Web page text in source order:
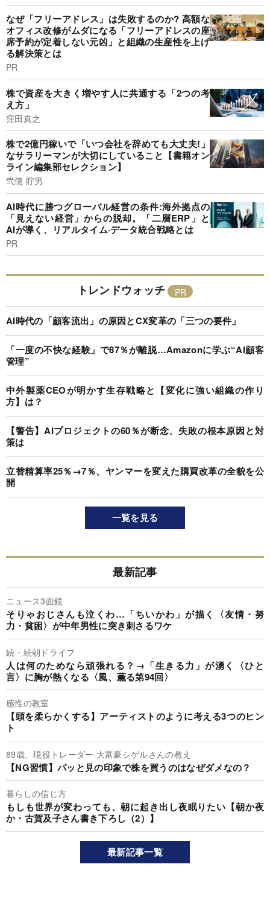
なぜ「フリーアドレス」は失敗するのか? 高額な
オフィス改修がムダになる「フリーアドレスの座
席予約が定着しない元凶」と組織の生産性を上げ
る解決策とは
PR
株で資産を大きく増やす人に共通する「2つの考
え方」
窪田真之
株で2億円稼いで「いつ会社を辞めても大丈夫!」
なサラリーマンが大切にしていること【書籍オン
ライン編集部セレクション】
弐億 貯男
AI時代に勝つグローバル経営の条件:海外拠点の
「見えない経営」からの脱却。「二層ERP」と
AIが導く、リアルタイム·データ統合戦略とは
PR
トレンドウォッチ
AI時代の「顧客流出」の原因とCX変革の「三つの要件」
「一度の不快な経験」で87％が離脱…Amazonに学ぶ“AI顧客
管理”
中外製薬CEOが明かす生存戦略と【変化に強い組織の作り
方】は？
【警告】AIプロジェクトの60％が断念、失敗の根本原因と対
策は
立替精算率25％→7％、ヤンマーを変えた購買改革の全貌を公
開
一覧を見る
最新記事
ニュース3面鏡
そりゃおじさんも泣くわ…「ちいかわ」が描く〈友情・努
力・貧困〉が中年男性に突き刺さるワケ
続・続朝ドライフ
人は何のためなら頑張れる？→「生きる力」が湧く〈ひと
言〉に胸が熱くなる〈風、薫る第94回〉
感性の教室
【頭を柔らかくする】アーティストのように考える3つのヒン
ト
89歳、現役トレーダー 大富豪シゲルさんの教え
【NG習慣】パッと見の印象で株を買うのはなぜダメなの？
暮らしの信じ方
もしも世界が変わっても、朝に起き出し夜眠りたい【朝か夜
か・古賀及子さん書き下ろし（2）】
最新記事一覧